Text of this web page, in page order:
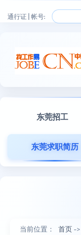
通行证 | 帐号:
东莞招工
东莞求职简历
当前位置： 首页 ->